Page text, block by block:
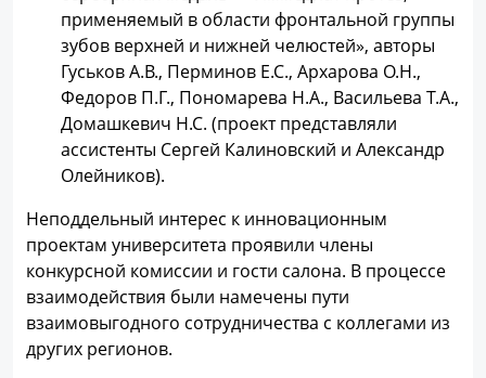
применяемый в области фронтальной группы
зубов верхней и нижней челюстей», авторы
Гуськов А.В., Перминов Е.С., Архарова О.Н.,
Федоров П.Г., Пономарева Н.А., Васильева Т.А.,
Домашкевич Н.С. (проект представляли
ассистенты Сергей Калиновский и Александр
Олейников).
Неподдельный интерес к инновационным
проектам университета проявили члены
конкурсной комиссии и гости салона. В процессе
взаимодействия были намечены пути
взаимовыгодного сотрудничества с коллегами из
других регионов.